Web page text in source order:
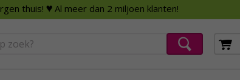
thuis! ♥ Al meer dan 2 miljoen klanten!
Slimme beveiliging